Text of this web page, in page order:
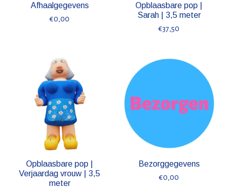
Afhaalgegevens
€0,00
Opblaasbare pop |
Sarah | 3,5 meter
€37,50
Opblaasbare pop |
Verjaardag vrouw | 3,5
meter
Bezorggegevens
€0,00